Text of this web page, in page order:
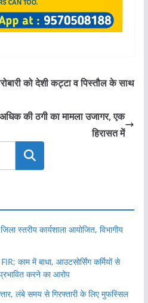
को देशी कट्टा व पिस्तौल के साथ
की ठगी का मामला उजागर, एक
हिरासत में
खोजें
स्तरीय कार्यशाला आयोजित, विभागीय
काम में बाधा, आउटसोर्सिंग कर्मियों से
करने का आरोप
लंबे समय से गिरफ्तारी के लिए मुफस्सिल